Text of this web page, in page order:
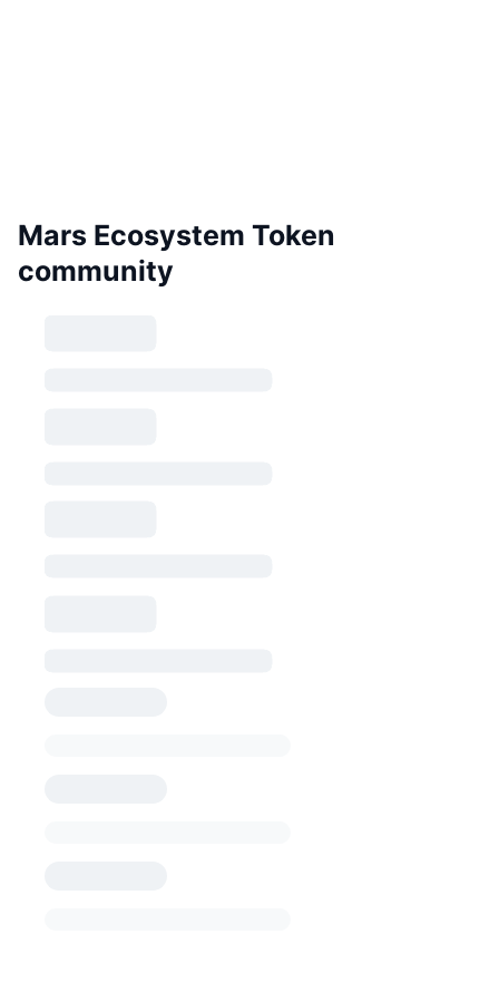
Mars Ecosystem Token
community